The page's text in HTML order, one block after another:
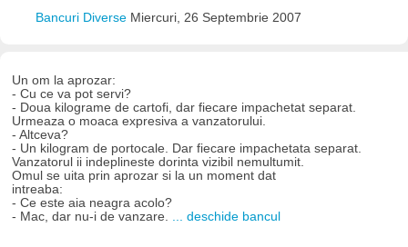
Bancuri Diverse Miercuri, 26 Septembrie 2007
Un om la aprozar:
- Cu ce va pot servi?
- Doua kilograme de cartofi, dar fiecare impachetat separat.
Urmeaza o moaca expresiva a vanzatorului.
- Altceva?
- Un kilogram de portocale. Dar fiecare impachetata separat.
Vanzatorul ii indeplineste dorinta vizibil nemultumit.
Omul se uita prin aprozar si la un moment dat
intreaba:
- Ce este aia neagra acolo?
- Mac, dar nu-i de vanzare. ... deschide bancul